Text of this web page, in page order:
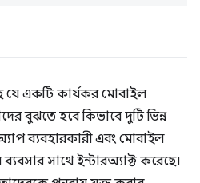
যে একটি কার্যকর মোবাইল
বুঝতে হবে কিভাবে দুটি ভিন্ন
ব্যবহারকারী এবং মোবাইল
সাথে ইন্টারঅ্যাক্ট করেছে।